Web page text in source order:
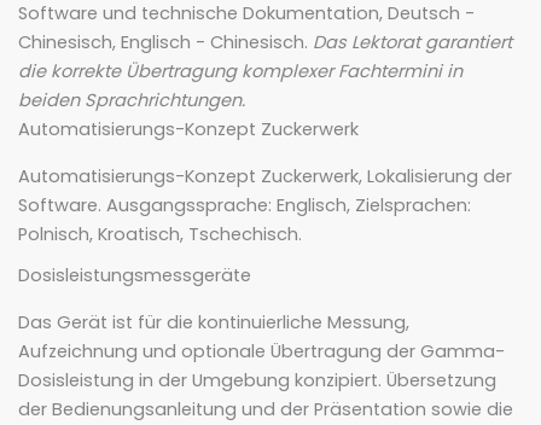
Software und technische Dokumentation, Deutsch -
Chinesisch, Englisch - Chinesisch. Das Lektorat garantiert
die korrekte Übertragung komplexer Fachtermini in
beiden Sprachrichtungen.
Automatisierungs-Konzept Zuckerwerk
Automatisierungs-Konzept Zuckerwerk, Lokalisierung der
Software. Ausgangssprache: Englisch, Zielsprachen:
Polnisch, Kroatisch, Tschechisch.
Dosisleistungsmessgeräte
Das Gerät ist für die kontinuierliche Messung,
Aufzeichnung und optionale Übertragung der Gamma-
Dosisleistung in der Umgebung konzipiert. Übersetzung
der Bedienungsanleitung und der Präsentation sowie die